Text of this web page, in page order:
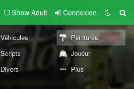
Show Adult Connexion
Véhicules
Peintures
Scripts
Joueur
Divers Plus